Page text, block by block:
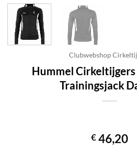
Clubwebshop
Hummel
Trainingsjack
€ 46,20